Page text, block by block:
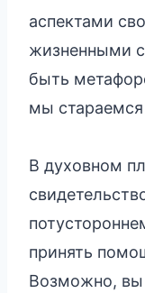
аспектами
жизненными
быть
мы стараемся
В духовном
принять
Возможно, вы